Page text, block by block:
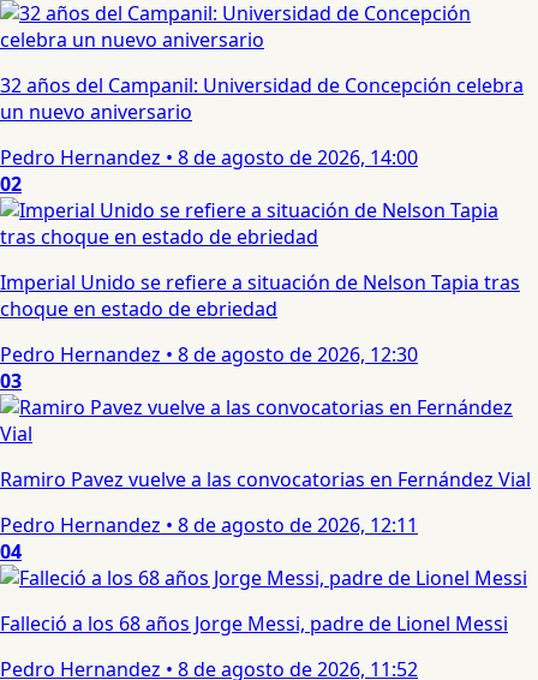
32 años del Campanil: Universidad de Concepción celebra
un nuevo aniversario
Pedro Hernandez • 8 de agosto de 2026, 14:00
02
Imperial Unido se refiere a situación de Nelson Tapia tras
choque en estado de ebriedad
Pedro Hernandez • 8 de agosto de 2026, 12:30
03
Ramiro Pavez vuelve a las convocatorias en Fernández Vial
Pedro Hernandez • 8 de agosto de 2026, 12:11
04
Falleció a los 68 años Jorge Messi, padre de Lionel Messi
Pedro Hernandez • 8 de agosto de 2026, 11:52